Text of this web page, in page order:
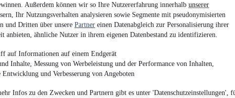
Außerdem können wir so Ihre Nutzererfahrung innerhalb unserer
Ihr Nutzungsverhalten analysieren sowie Segmente mit pseudonymisierten
und Dritten über unsere Partner einen Datenabgleich zur Personalisierung ihrer
anbieten, ähnliche Nutzer in ihrem eigenen Datenbestand zu identifizieren.
auf Informationen auf einem Endgerät
Inhalte, Messung von Werbeleistung und der Performance von Inhalten,
und Verbesserung von Angeboten
Infos zu den Zwecken und Partnern gibt es unter 'Datenschutzeinstellungen',
Unfallfrei• EZ 06/2021•80.000 km
GARANTIE I AMG I TÜV
Volkswagen New Beetle Lim.